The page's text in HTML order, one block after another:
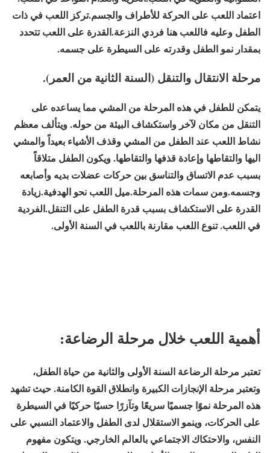
اعتماد اللعب على الحركة للأطراف والجسم.تركز اللعب في ذات
الطفل وعليه فاللعب هنا فردي النزعة.القدرة على اللعب تتحدد
بمقدار نمو الطفل وقدرته على السيطرة على جسمه.
مرحلة الانتقال والتنقل (السنة الثانية من العمر).
يتمكن للطفل في هذه المرحلة من المشي مما يساعده على
التنقل من مكان لآخر واستكشاف البيئة من حوله. ويتألف معظم
نشاط اللعب عند الطفل من المشي وقذف الأشياء بعيداً والمشي
اليها والتقاطها وإعادة قذفها والتقاطها. ويكون الطفل متلاقاً
بسبب عدم الاتساق والتناسق بين حركات عضلات بديه وأصابعه
وجسمه.ومن سمات هذه المرحلة.ميل اللعب نحو الهدفية.زيادة
القدرة على الاستكشاف بسبب قدرة الطفل على التنقل.الفردية
في اللعب. تنوع اللعب مقارنة باللعب في السنة الأولى.
أهمية اللعب خلال مرحلة الرضاعة:
تعتبر مرحلة الرضاعة السنة الأولى والثانية من حياة الطفل،
وتعتبر مرحلة الإنجازات الكبيرة وانطلاق القوة الكامنة. حيث تشهد
هذه المرحلة نموًا جسميًا سريعًا وتآزرًا حسيًا حركيًا في السيطرة
على الحركات، وينمو الاستقلال لدى الطفل والاعتماد النسبي على
النفس، والاحتكاك الاجتماعي بالعالم الخارجي. ويتكون مفهوم